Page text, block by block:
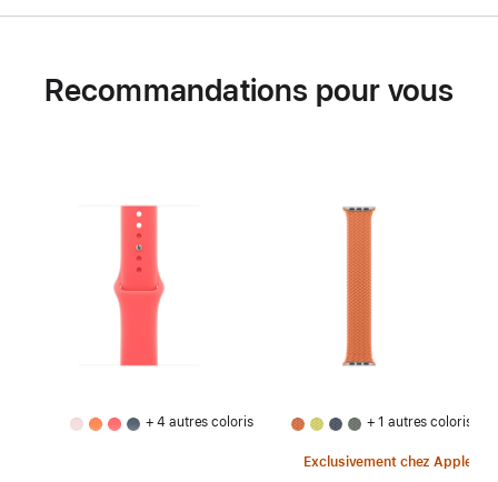
Recommandations pour vous
+ 4 autres coloris + 1 autres coloris
Exclusivement chez Apple